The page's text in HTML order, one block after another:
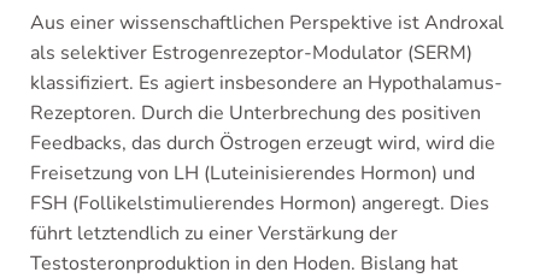
Aus einer wissenschaftlichen Perspektive ist Androxal
als selektiver Estrogenrezeptor-Modulator (SERM)
klassifiziert. Es agiert insbesondere an Hypothalamus-
Rezeptoren. Durch die Unterbrechung des positiven
Feedbacks, das durch Östrogen erzeugt wird, wird die
Freisetzung von LH (Luteinisierendes Hormon) und
FSH (Follikelstimulierendes Hormon) angeregt. Dies
führt letztendlich zu einer Verstärkung der
Testosteronproduktion in den Hoden. Bislang hat